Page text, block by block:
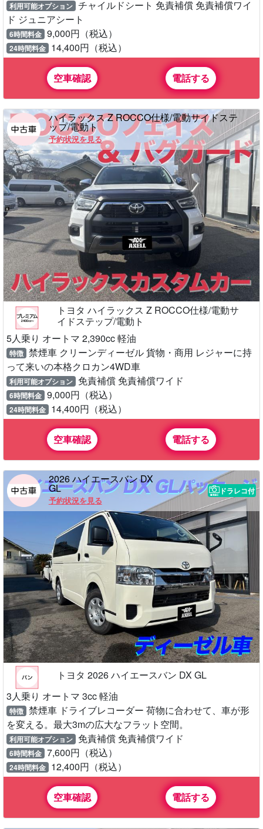
利用可能オプション チャイルドシート 免責補償 免責補償ワイ
ド ジュニアシート
6時間料金 9,000円（税込）
24時間料金 14,400円（税込）
空車確認 電話する
ハイラックス Z ROCCO仕様/電動サイドステ
ップ/電動ト
予約状況を見る
トヨタ ハイラックス Z ROCCO仕様/電動サ
イドステップ/電動ト
5人乗り オートマ 2,390cc 軽油
特徴 禁煙車 クリーンディーゼル 貨物・商用 レジャーに持
って来いの本格クロカン4WD車
利用可能オプション 免責補償 免責補償ワイド
6時間料金 9,000円（税込）
24時間料金 14,400円（税込）
空車確認 電話する
2026 ハイエースバン DX
GL
予約状況を見る
ドラレコ付
トヨタ 2026 ハイエースバン DX GL
3人乗り オートマ 3cc 軽油
特徴 禁煙車 ドライブレコーダー 荷物に合わせて、車が形
を変える。最大3mの広大なフラット空間。
利用可能オプション 免責補償 免責補償ワイド
6時間料金 7,600円（税込）
24時間料金 12,400円（税込）
空車確認 電話する